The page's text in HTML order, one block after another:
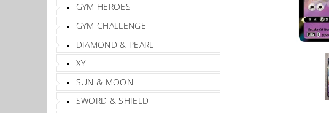
GYM HEROES
GYM CHALLENGE
DIAMOND & PEARL
XY
SUN & MOON
SWORD & SHIELD